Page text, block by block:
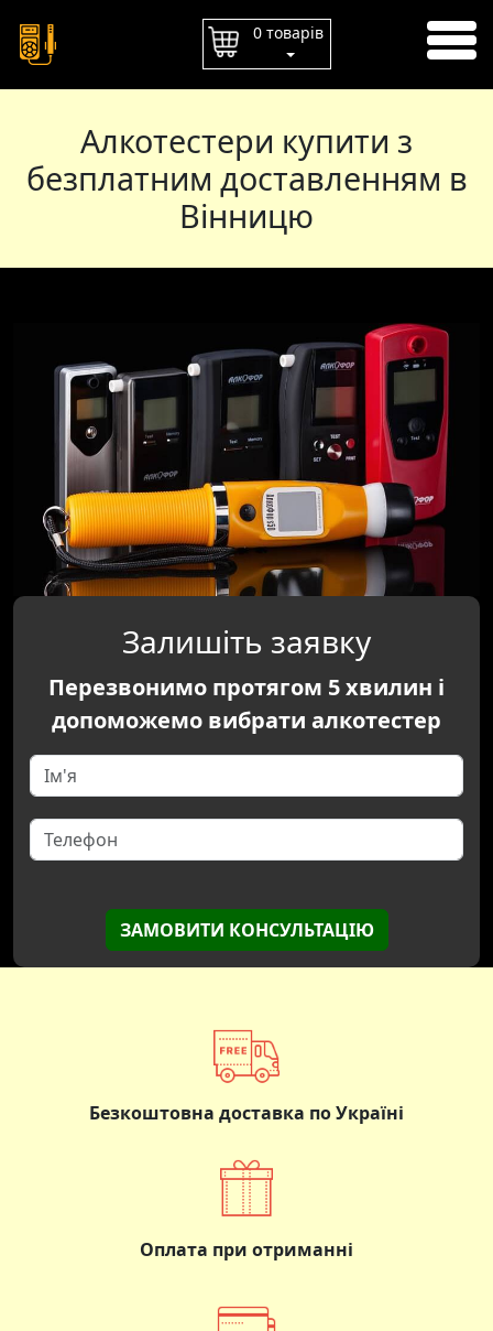
ГОЛОВНА
ОПЛАТА
КОНТАКТИ
0 товарів
Алкотестери купити з
безплатним доставленням в
Вінницю
Залишіть заявку
Перезвонимо протягом 5 хвилин і
допоможемо вибрати алкотестер
ЗАМОВИТИ КОНСУЛЬТАЦІЮ
Безкоштовна доставка по Україні
Оплата при отриманні